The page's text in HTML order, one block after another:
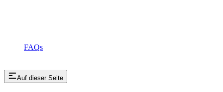
FAQs
Auf dieser Seite